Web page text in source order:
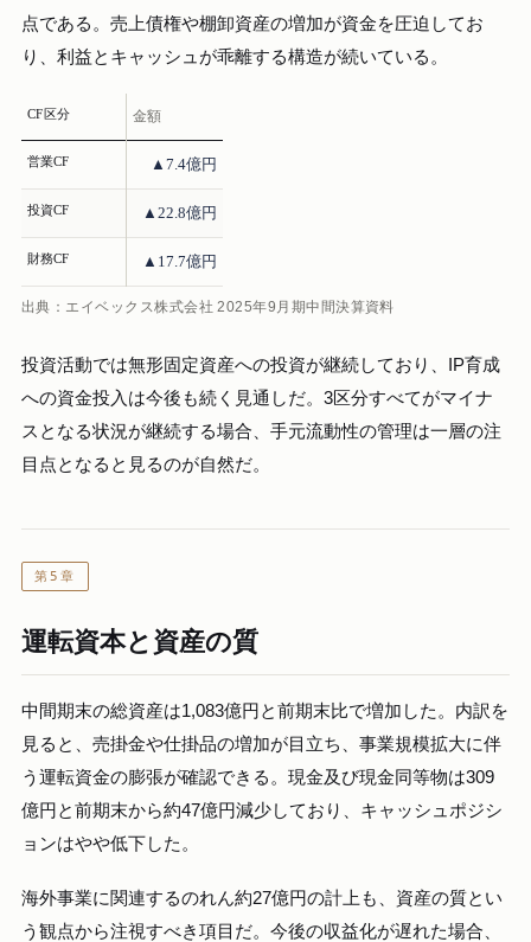
点である。売上債権や棚卸資産の増加が資金を圧迫してお
り、利益とキャッシュが乖離する構造が続いている。
CF区分 金額
営業CF ▲7.4億円
投資CF ▲22.8億円
財務CF ▲17.7億円
出典：エイベックス株式会社 2025年9月期中間決算資料
投資活動では無形固定資産への投資が継続しており、IP育成
への資金投入は今後も続く見通しだ。3区分すべてがマイナ
スとなる状況が継続する場合、手元流動性の管理は一層の注
目点となると見るのが自然だ。
第5章
運転資本と資産の質
中間期末の総資産は1,083億円と前期末比で増加した。内訳を
見ると、売掛金や仕掛品の増加が目立ち、事業規模拡大に伴
う運転資金の膨張が確認できる。現金及び現金同等物は309
億円と前期末から約47億円減少しており、キャッシュポジシ
ョンはやや低下した。
海外事業に関連するのれん約27億円の計上も、資産の質とい
う観点から注視すべき項目だ。今後の収益化が遅れた場合、